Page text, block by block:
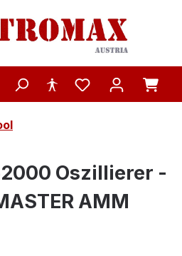
Oszillierer -
AMM